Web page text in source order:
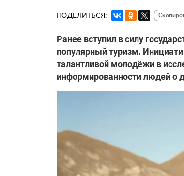
ПОДЕЛИТЬСЯ:
Ранее вступил в силу
популярный туризм.
талантливой молодёжи в
информированности людей о